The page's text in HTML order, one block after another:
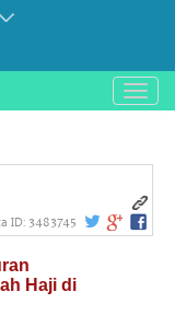
باز
و
کردن
ID: 3483745
Haji di